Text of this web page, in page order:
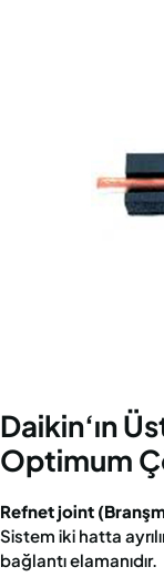
Daikin‘ın
Optimum
Refnet joint
Sistem iki hatta
bağlantı elamanıdır.